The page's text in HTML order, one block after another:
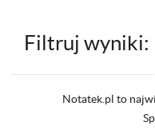
Filtruj wyniki:
Notatek.pl to